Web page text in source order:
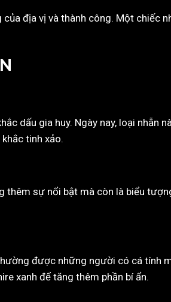
địa vị và thành công. Một chiếc
dấu gia huy. Ngày nay, loại nhẫn
tinh xảo.
sự nổi bật mà còn là biểu
được những người có cá tính
xanh để tăng thêm phần bí ẩn.